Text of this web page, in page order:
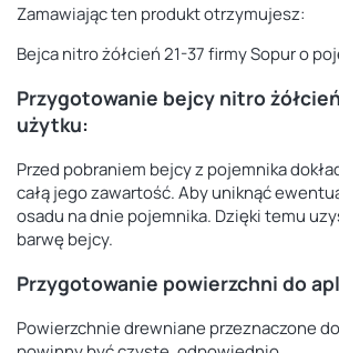
Zamawiając ten produkt otrzymujesz:
Bejca nitro żółcień 21-37 firmy Sopur o
Przygotowanie bejcy nitro
użytku:
Przed pobraniem bejcy z pojemnika
całą jego zawartość. Aby uniknąć
osadu na dnie pojemnika. Dzięki temu
barwę bejcy.
Przygotowanie powierzchni do
Powierzchnie drewniane przeznaczone